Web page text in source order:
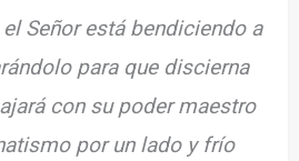
Señor está bendiciendo a
para que discierna
con su poder maestro
por un lado y frío